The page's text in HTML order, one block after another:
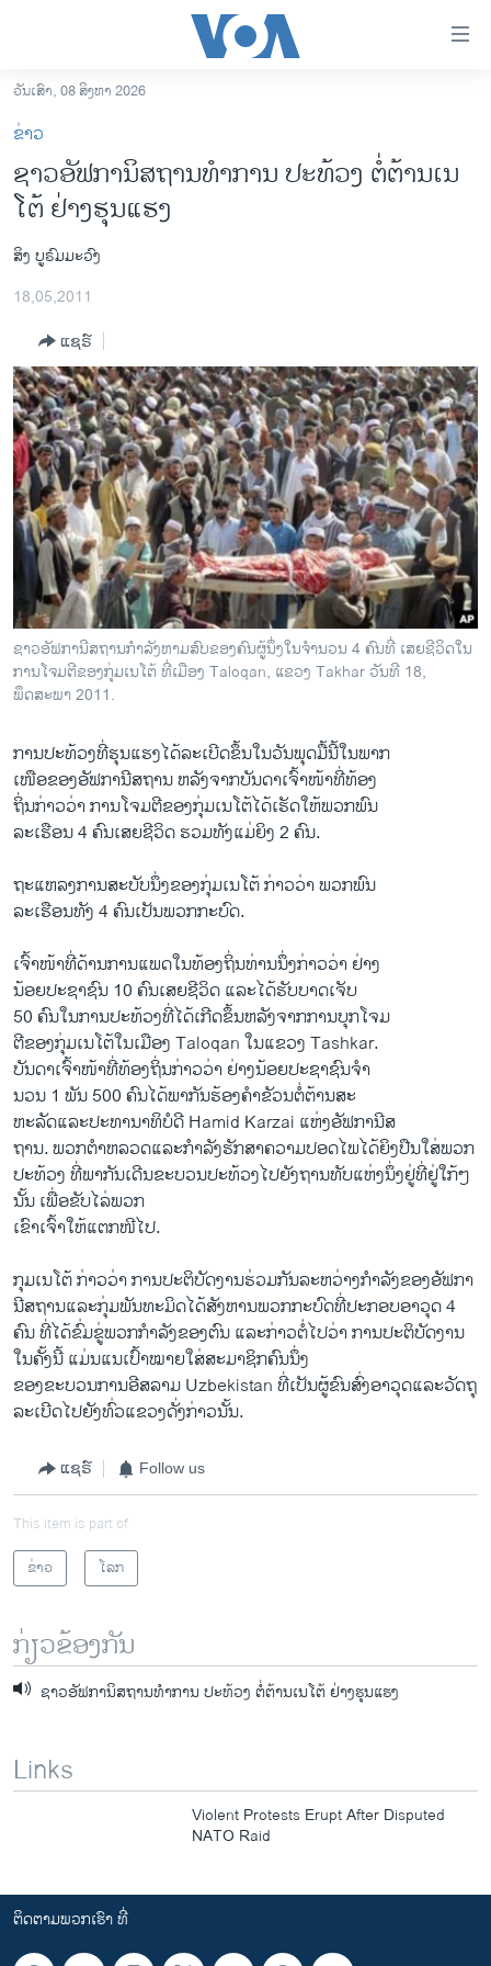
ເຂົ້າ
ຫາ
ຂ້າມ
ຂ້າມ
ຫາ
ຊອກ
ຄົ້ນ
ອາເມຣິກາ
ການເລືອກຕັ້ງ ປະທານາທີບໍດີ ສະຫະລັດ 2024
ຂ່າວ​ຈີນ
ໂລກ
ເອເຊຍ
ອິດສະຫຼະພາບດ້ານການຂ່າວ
ຊີວິດຊາວລາວ
ຊຸມຊົນຊາວລາວ
ວິທະຍາສາດ-ເທັກໂນໂລຈີ
ທຸລະກິດ
ພາສາອັງກິດ
ວີດີໂອ
ສຽງ
ລາຍງານ
ພາສາຕ່າງໆ
ວັນເສົາ, 08 ສິງຫາ 2026
ຂ່າວ
ຊາວອັຟການິສຖານທໍາການ ປະທ້ວງ ຕໍ່ຕ້ານເນ
ໂຕ້ ຢ່າງຮຸນແຮງ
ສິງ ບູຣົມມະວົງ
18,05,2011
ແຊຣ໌
ຊາວອັຟການີສຖານກໍາລັງຫາມສົບຂອງຄົນຜູ້ນຶ່ງໃນຈໍານວນ 4 ຄົນທີ່ ເສຍຊີວິດໃນ
ການໂຈມຕີຂອງກຸ່ມເນໂຕ້ ທີ່ເມືອງ Taloqan, ແຂວງ Takhar ວັນທີ 18,
ພຶດສະພາ 2011.
ການ​ປະ​ທ້ວງ​ທີ່​ຮຸນ​ແຮງ​ໄດ້​ລະ​ເບີດ​ຂຶ້ນ​ໃນ​ວັນ​ພຸດ​ມື້​ນີ້​ໃນ​ພາກ
ເໜືອ​ຂອງອັຟກາ​ນີສຖານ ຫລັງ​ຈາກ​ບັນດາ​ເຈົ້າ​ໜ້າ​ທີ່​ທ້ອງ​
ຖິ່ນກ່າວ​ວ່າ ການ​ໂຈມ​ຕີ​ຂອງ​ກຸ່ມ​ເນ​ໂຕ້​ໄດ້​ເຮັດ​ໃຫ້​ພວກ​ພົນ
ລະ​ເຮືອນ 4 ຄົນ​ເສຍ​ຊີວິດ ຮວມທັງ​ແມ່ຍິງ 2 ຄົນ.
ຖະ​ແຫລ​ງການ​ສະບັບ​ນຶ່ງ​ຂອງ​ກຸ່ມ​ເນ​ໂຕ້ ກ່າວ​ວ່າ ພວກ​ພົນ
ລະ​ເຮືອນ​ທັງ 4 ຄົນ​ເປັນ​ພວກ​ກະບົດ.
ເຈົ້າ​ໜ້າ​ທີ່​ດ້ານ​ການ​ແພດ​ໃນ​ທ້ອງ​ຖິ່ນ​ທ່ານ​ນຶ່ງ​ກ່າວ​ວ່າ ຢ່າງ​
ນ້ອຍ​ປະຊາຊົນ 10 ຄົນ​ເສຍ​ຊີວິດ ​ແລະ​ໄດ້​ຮັບ​ບາດ​ເຈັບ
50 ຄົນ​ໃນ​ການ​ປະ​ທ້ວງທີ່​ໄດ້​ເກີດ​ຂຶ້ນ​ຫລັງ​ຈາກ​ການ​ບຸກ​ໂຈມ​
ຕີຂອງ​ກຸ່ມ​ເນ​ໂຕ້​ໃນ​ເມືອງ Taloqan ​ໃນ​ແຂວງ Tashkar.
ບັນດາ​ເຈົ້າ​ໜ້າ​ທີ່​ທ້ອງ​ຖິ່ນກ່າວ​ວ່າ ຢ່າງ​ນ້ອຍ​ປະຊາຊົນ​ຈໍາ
ນວນ 1 ພັນ 500 ຄົນ​ໄດ້​ພາກັນ​ຮ້ອງ​ຄໍາ​ຂັວນຕໍ່ຕ້ານ​ສະ
ຫະລັດ​ແລະ​ປະທານາທິບໍດີ Hamid Karzai ​ແຫ່ງ​ອັຟກາ​ນີສ
ຖານ. ພວກ​ຕໍາຫລວດແລະ​ກໍາລັງ​ຮັກສາ​ຄວາມ​ປອດ​ໄພ​ໄດ້​ຍິງ​ປືນໃສ່​ພວກ​
ປະ​ທ້ວງ​ ທີ່​ພາກັນເດີນຂະບວນປະທ້ວງໄປຍັງ​ຖານ​ທັບ​ແຫ່ງ​ນຶ່ງ​ຢູ່ທີ່ຢູ່​ໃກ້ໆ
ນັ້ນ ເພື່ອ​ຂັບໄລ່​ພວກ​
ເຂົາ​ເຈົ້າໃຫ້​ແຕກ​ໜີ​ໄປ.
ກຸມ​ເນ​ໂຕ້ ກ່າວ​ວ່າ ການ​ປະຕິບັດງານຮ່ວມກັນ​ລະຫວ່າງ​ກໍາລັງ​ຂອງ​ອັຟກາ​
ນີສຖານ​ແລະ​ກຸ່ມ​ພັນທະ​ມິດ​ໄດ້​ສັງຫານ​ພວກ​ກະບົດ​ທີ່​ປະກອບອາວຸດ 4
ຄົນ ທີ່​ໄດ້​ຂົ່ມຂູ່​ພວກ​ກໍາລັງ​ຂອງ​ຕົນ ​ແລະ​ກ່າວ​ຕໍ່​ໄປ​ວ່າ ການ​ປະຕິບັດ​ງານ​
ໃນ​ຄັ້ງ​ນີ້ ​ແມ່ນ​ແນ​ເປົ້າ​ໝາຍ​ໃສ່​ສະມາຊິກ​ຄົນ​ນຶ່ງ​
ຂອງຂະ​ບວນການ​ອີສລາມ Uzbekistan ທີ່​ເປັນ​ຜູ້​ຂົນ​ສົ່ງ​ອາວຸດ​ແລະ​ວັດ​ຖຸ
ລະ​ເບີດ​ໄປ​ຍັງ​ທົ່ວ​ແຂວງດັ່ງກ່າວ​ນັ້ນ.
ແຊຣ໌ Follow us
This item is part of
ຂ່າວ
ໂລກ
ກ່ຽວຂ້ອງກັນ
ຊາວອັຟການິສຖານທໍາການ ປະທ້ວງ ຕໍ່ຕ້ານເນໂຕ້ ຢ່າງຮຸນແຮງ
Links
Violent Protests Erupt After Disputed
NATO Raid
ຕິດຕາມພວກເຮົາ ທີ່